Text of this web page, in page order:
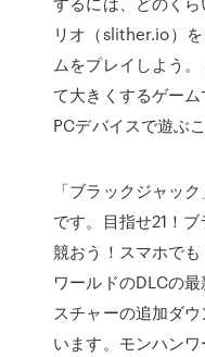
リオ（slither.io）
ムをプレイしよう
て大きくするゲーム
PCデバイスで遊ぶ
「ブラックジャッ
です。目指せ21！
競おう！スマホで
ワールドのDLCの
スチャーの追加ダ
います。モンハン